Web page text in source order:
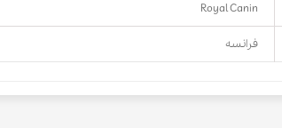
Royal Canin
فرانسه